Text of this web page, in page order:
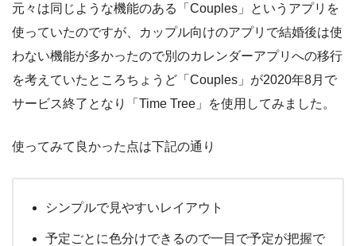
元々は同じような機能のある「Couples」というアプリを
使っていたのですが、カップル向けのアプリで結婚後は使
わない機能が多かったので別のカレンダーアプリへの移行
を考えていたところちょうど「Couples」が2020年8月で
サービス終了となり「Time Tree」を使用してみました。
使ってみて良かった点は下記の通り
シンプルで見やすいレイアウト
予定ごとに色分けできるので一目で予定が把握で